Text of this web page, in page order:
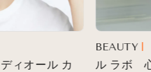
ィオール カ
BEAUTY
ル ラボ 心